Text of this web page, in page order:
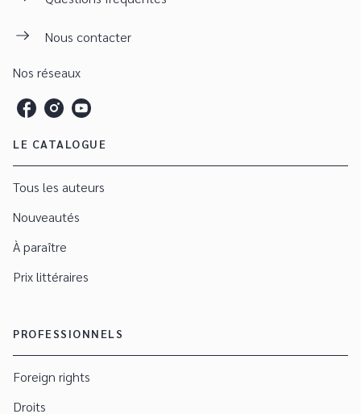
Nous contacter
Nos réseaux
LE CATALOGUE
Tous les auteurs
Nouveautés
À paraître
Prix littéraires
PROFESSIONNELS
Foreign rights
Droits